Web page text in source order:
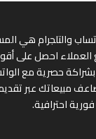
والتلجرام هي
العملاء احصل على
حصرية مع
مبيعاتك عبر
فورية احترافية.